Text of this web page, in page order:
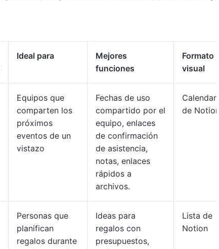
Ideal para
Mejores
funciones
Formato
visual
Equipos que
comparten los
próximos
eventos de un
vistazo
Fechas de uso
compartido por el
equipo, enlaces
de confirmación
de asistencia,
notas, enlaces
rápidos a
archivos.
Calendario
de Notion
Personas que
planifican
regalos durante
Ideas para
regalos con
presupuestos,
Lista de
Notion